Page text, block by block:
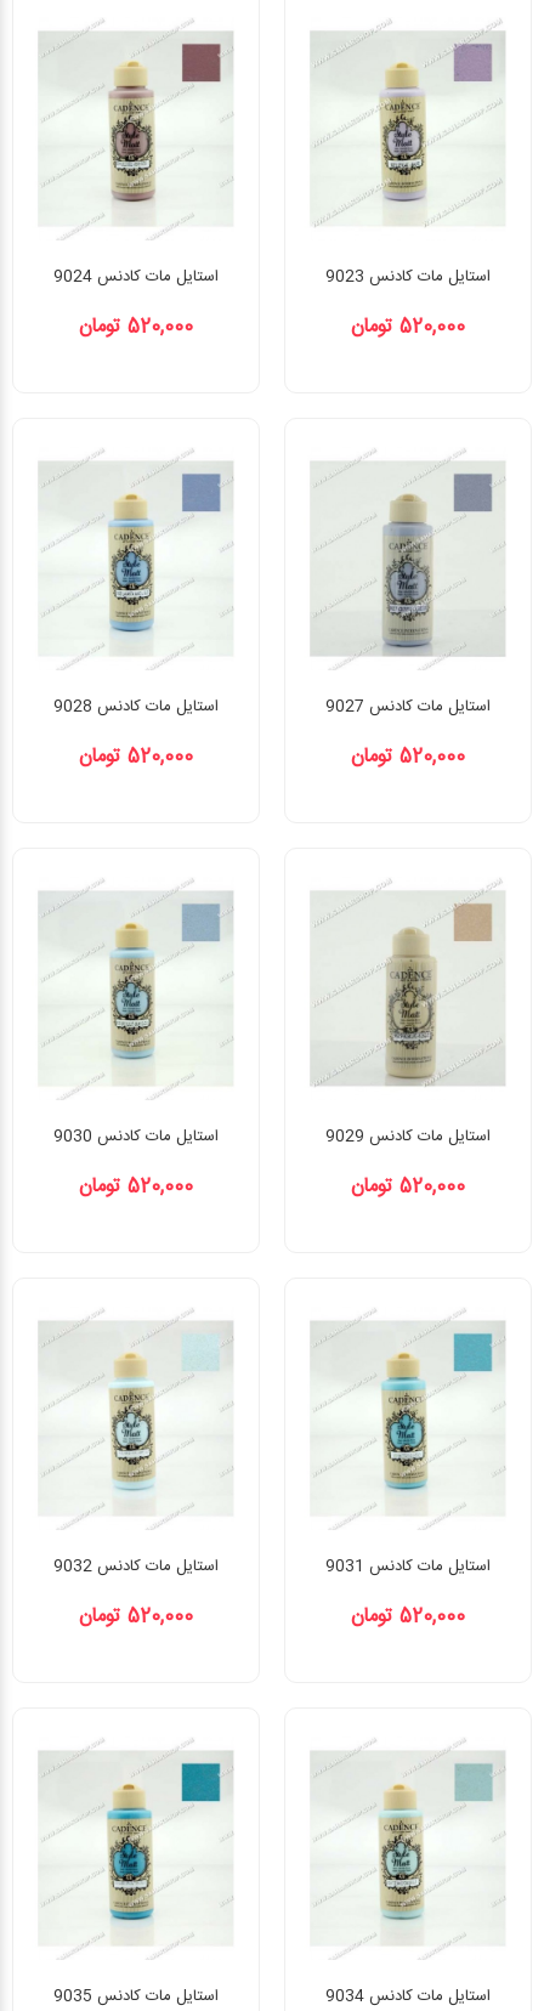
استایل مات کادنس 9023
520,000 تومان
استایل مات کادنس 9024
520,000 تومان
استایل مات کادنس 9027
520,000 تومان
استایل مات کادنس 9028
520,000 تومان
استایل مات کادنس 9029
520,000 تومان
استایل مات کادنس 9030
520,000 تومان
استایل مات کادنس 9031
520,000 تومان
استایل مات کادنس 9032
520,000 تومان
استایل مات کادنس 9034 استایل مات کادنس 9035